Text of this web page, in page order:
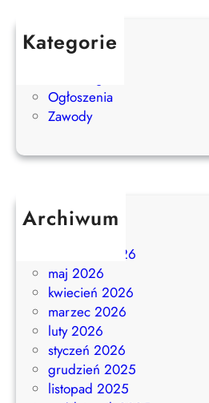
Kategorie
Aktualności
Ogłoszenia
Zawody
Archiwum
czerwiec 2026
maj 2026
kwiecień 2026
marzec 2026
luty 2026
styczeń 2026
grudzień 2025
listopad 2025